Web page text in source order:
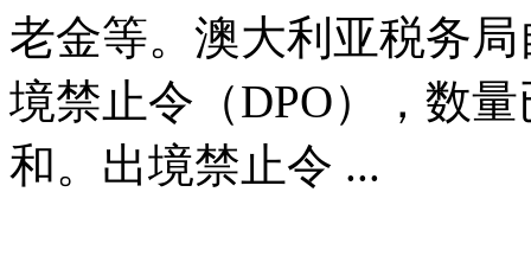
老金等。澳大利亚税务
境禁止令（DPO），数
和。出境禁止令 ...